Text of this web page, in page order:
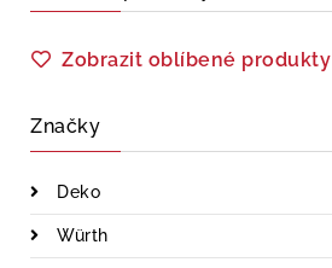
Zobrazit oblíbené produkty
Značky
Deko
Würth